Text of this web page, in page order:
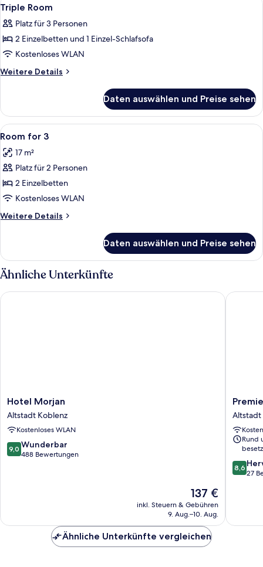
Fotos
für
Triple
Room
anzeigen
3
Triple Room
Platz für 3 Personen
2 Einzelbetten und 1 Einzel-Schlafsofa
Kostenloses WLAN
Weitere Details
Weitere
Room
Daten auswählen und Preise sehen
Alle
Fotos
für
Room
for
3
anzeigen
1 Schlafzimmer, Allergikerbettwaren,
5
Room for 3
17 m²
Platz für 2 Personen
2 Einzelbetten
Kostenloses WLAN
Weitere Details
Weitere
for
3
Daten auswählen und Preise sehen
Ähnliche Unterkünfte
Hotel
Morjan
Altstadt
Koblenz
Hotel Morjan
Altstadt Koblenz
Kostenloses WLAN
9.0
von
9,0 Wunderbar
488 Bewertungen
Der
Preis
beträgt
137 €
inkl. Steuern & Gebühren
9. Aug.–10. Aug.
Hotel Morjan
Premier
Inn
Koblenz
City
Altstadt
Koblenz
Altstadt
Rund
8.6
von
8,6
27
Premier
Ähnliche Unterkünfte vergleichen